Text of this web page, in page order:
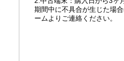
期間中に不具合が生じた場
ームよりご連絡ください。